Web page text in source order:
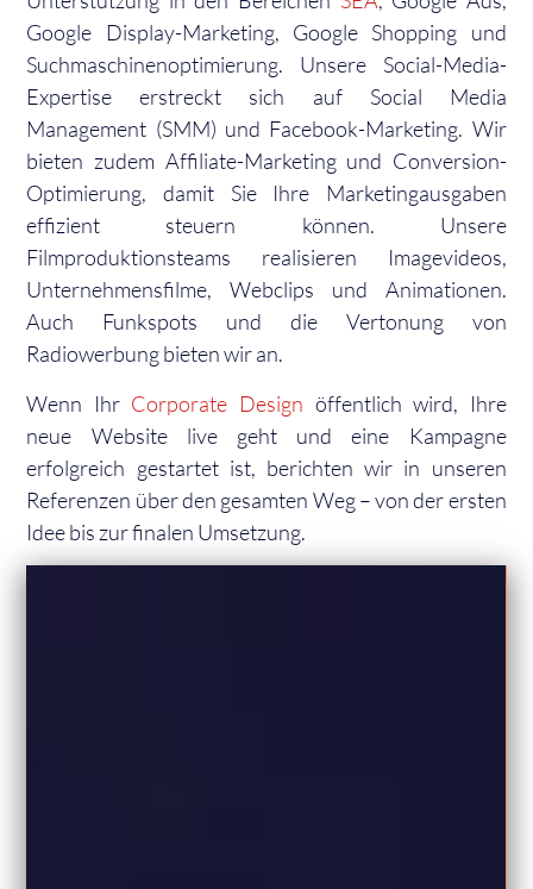
Google Display-Marketing, Google Shopping und
Suchmaschinenoptimierung. Unsere Social-Media-
Expertise erstreckt sich auf Social Media
Management (SMM) und Facebook-Marketing. Wir
bieten zudem Affiliate-Marketing und Conversion-
Optimierung, damit Sie Ihre Marketingausgaben
effizient steuern können. Unsere
Filmproduktionsteams realisieren Imagevideos,
Unternehmensfilme, Webclips und Animationen.
Auch Funkspots und die Vertonung von
Radiowerbung bieten wir an.
Wenn Ihr Corporate Design öffentlich wird, Ihre
neue Website live geht und eine Kampagne
erfolgreich gestartet ist, berichten wir in unseren
Referenzen über den gesamten Weg – von der ersten
Idee bis zur finalen Umsetzung.